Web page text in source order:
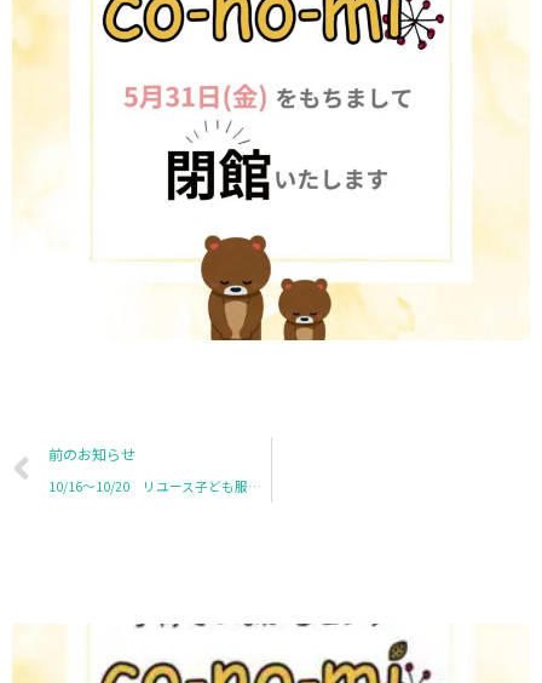
Prev
前のお知らせ
10/16～10/20 リユース子ども服・おもちゃを回収します！